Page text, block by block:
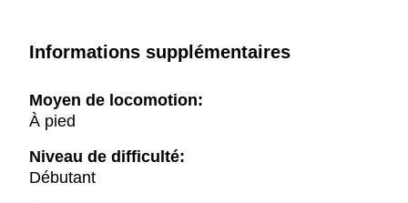
Informations supplémentaires
Moyen de locomotion:
À pied
Niveau de difficulté:
Débutant